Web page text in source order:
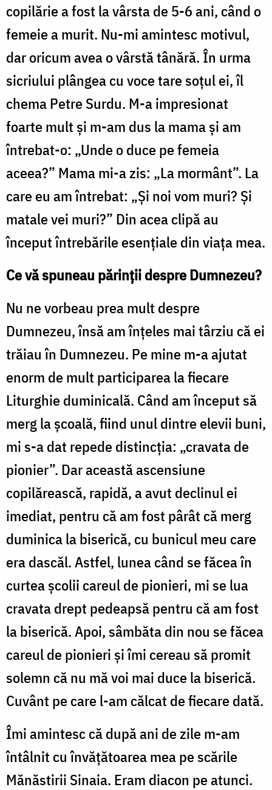
copilărie a fost la vârsta de 5-6 ani, când o
femeie a murit. Nu-mi amintesc motivul,
dar oricum avea o vârstă tânără. În urma
sicriului plângea cu voce tare soțul ei, îl
chema Petre Surdu. M-a impresionat
foarte mult și m-am dus la mama și am
întrebat-o: „Unde o duce pe femeia
aceea?” Mama mi-a zis: „La mormânt”. La
care eu am întrebat: „Și noi vom muri? Și
matale vei muri?” Din acea clipă au
început întrebările esențiale din viața mea.
Ce vă spuneau părinții despre Dumnezeu?
Nu ne vorbeau prea mult despre
Dumnezeu, însă am înțeles mai târziu că ei
trăiau în Dumnezeu. Pe mine m-a ajutat
enorm de mult participarea la fiecare
Liturghie duminicală. Când am început să
merg la școală, fiind unul dintre elevii buni,
mi s-a dat repede distincția: „cravata de
pionier”. Dar această ascensiune
copilărească, rapidă, a avut declinul ei
imediat, pentru că am fost pârât că merg
duminica la biserică, cu bunicul meu care
era dascăl. Astfel, lunea când se făcea în
curtea școlii careul de pionieri, mi se lua
cravata drept pedeapsă pentru că am fost
la biserică. Apoi, sâmbăta din nou se făcea
careul de pionieri și îmi cereau să promit
solemn că nu mă voi mai duce la biserică.
Cuvânt pe care l-am călcat de fiecare dată.
Îmi amintesc că după ani de zile m-am
întâlnit cu învățătoarea mea pe scările
Mănăstirii Sinaia. Eram diacon pe atunci.